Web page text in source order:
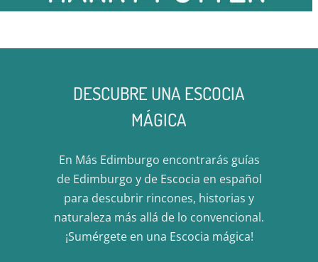
DESCUBRE UNA ESCOCIA
MÁGICA
En Más Edimburgo encontrarás guías
de Edimburgo y de Escocia en español
para descubrir rincones, historias y
naturaleza más allá de lo convencional.
¡Sumérgete en una Escocia mágica!